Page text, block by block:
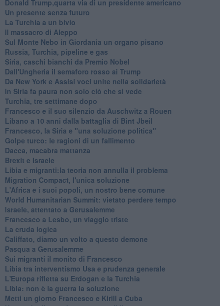
Donald Trump,quarta via di un presidente americano
Un presente senza futuro
La Turchia a un bivio
Il massacro di Aleppo
Sul Monte Nebo in Giordania un organo pisano
Russia, Turchia, pipeline e gas
Siria, caschi bianchi da Premio Nobel
Dall'Ungheria il semaforo rosso ai Trump
Da New York e Assisi voci unite nella solidarietà
In Siria fa paura non solo ciò che si vede
Turchia, tre settimane dopo
Francesco e il suo silenzio da Auschwitz a Rouen
Libano a 10 anni dalla battaglia di Bint Jbeil
Francesco, la Siria e "una soluzione politica"
Golpe turco: le ragioni di un fallimento
Dacca, macabra mattanza
Brexit e Israele
Libia e migranti:la teoria non annulla il problema
Migration Compact, l'unica soluzione
L'Africa e i suoi popoli, un nostro bene comune
World Humanitarian Summit: vietato perdere tempo
Israele, attentato a Gerusalemme
Francesco a Lesbo, un viaggio triste
La cruda logica
Califfato, diamo un volto a questo demone
Pasqua a Gerusalemme
Sui migranti il monito di Francesco
Libia tra interventismo Usa e prudenza generale
L'Europa rifletta su Erdogan e la Turchia
Libia: non è la guerra la soluzione
Metti un giorno Francesco e Kirill a Cuba